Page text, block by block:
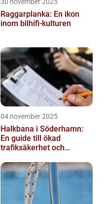
Raggarplanka: En ikon
inom bilhifi-kulturen
04 november 2025
Halkbana i Söderhamn:
En guide till ökad
trafiksäkerhet och